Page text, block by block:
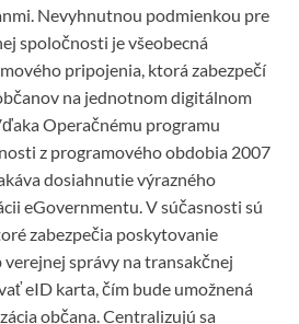
Nevyhnutnou podmienkou pre
spoločnosti je všeobecná
pripojenia, ktorá zabezpečí
na jednotnom digitálnom
Operačnému programu
z programového obdobia 2007
dosiahnutie výrazného
eGovernmentu. V súčasnosti sú
zabezpečia poskytovanie
správy na transakčnej
eID karta, čím bude umožnená
občana. Centralizujú sa